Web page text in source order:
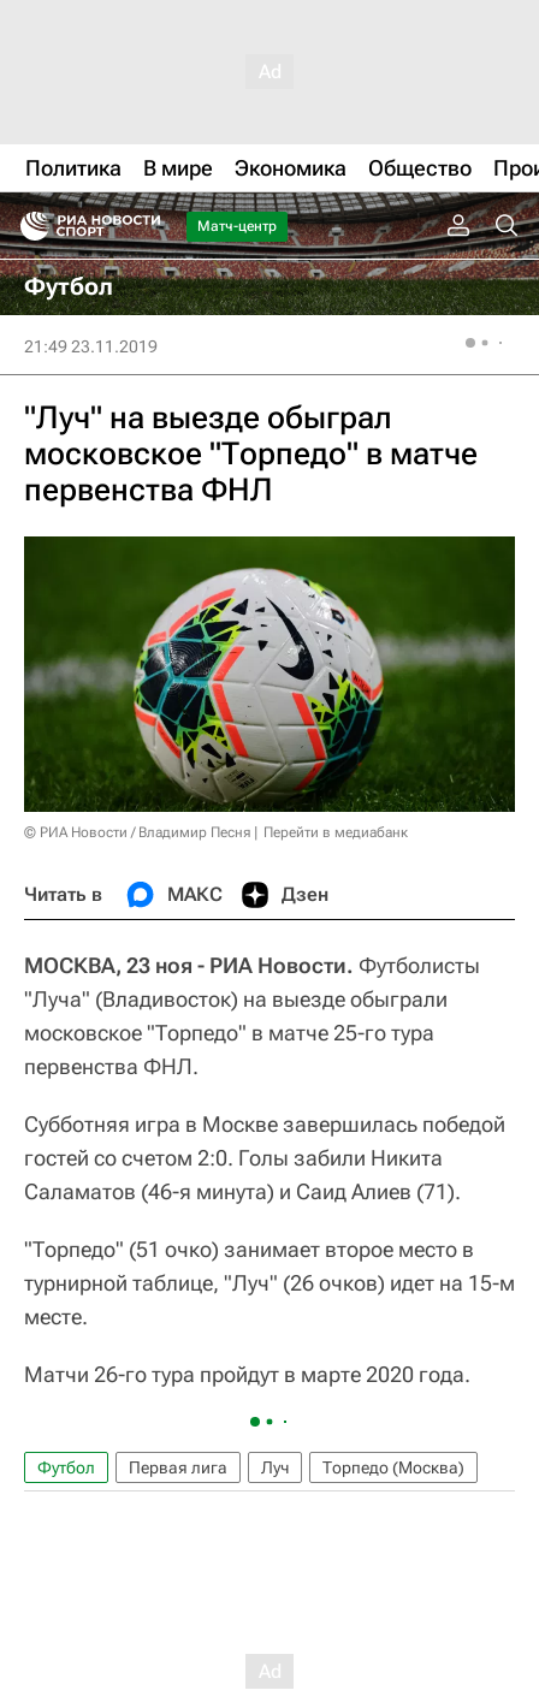
Политика В мире Экономика Общество
Матч-центр
Футбол
21:49 23.11.2019
"Луч" на выезде обыграл
московское "Торпедо" в матче
первенства ФНЛ
© РИА Новости / Владимир Песня Перейти в медиабанк
Читать в МАКС Дзен
МОСКВА, 23 ноя - РИА Новости. Футболисты
"Луча" (Владивосток) на выезде обыграли
московское "Торпедо" в матче 25-го тура
первенства ФНЛ.
Субботняя игра в Москве завершилась победой
гостей со счетом 2:0. Голы забили Никита
Саламатов (46-я минута) и Саид Алиев (71).
"Торпедо" (51 очко) занимает второе место в
турнирной таблице, "Луч" (26 очков) идет на 15-м
месте.
Матчи 26-го тура пройдут в марте 2020 года.
Футбол Первая лига Луч Торпедо (Москва)